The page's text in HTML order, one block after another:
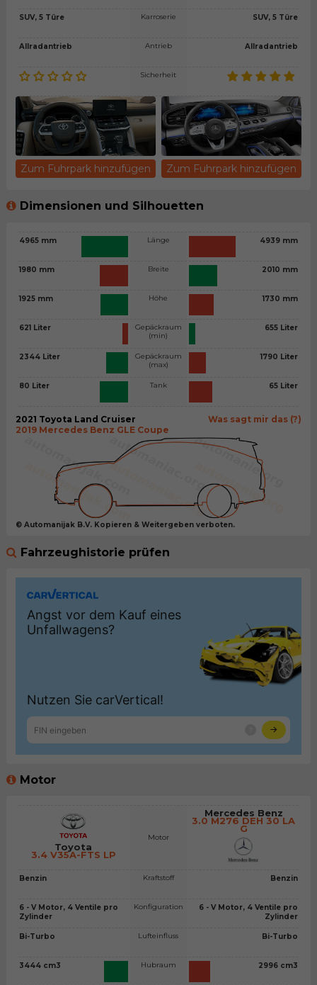
SUV, 5 Türe
Allradantrieb
Karroserie
Antrieb
Sicherheit
SUV, 5 Türe
Allradantrieb
Zum Fuhrpark hinzufügen Zum Fuhrpark hinzufügen
Dimensionen und Silhouetten
4965 mm
1980 mm
1925 mm
621 Liter
2344 Liter
80 Liter
Länge
Breite
Höhe
Gepäckraum
(min)
Gepäckraum
(max)
Tank
4939 mm
2010 mm
1730 mm
655 Liter
1790 Liter
65 Liter
Was sagt mir das (?)
2021 Toyota Land Cruiser
2019 Mercedes Benz GLE Coupe
© Automanijak B.V. Kopieren & Weitergeben verboten.
Fahrzeughistorie prüfen
Motor
Toyota
3.4 V35A-FTS LP
Benzin
6 - V Motor, 4 Ventile pro
Zylinder
Bi-Turbo
3444 cm3
Motor
Kraftstoff
Konfiguration
Lufteinfluss
Hubraum
Mercedes Benz
3.0 M276 DEH 30 LA
G
Benzin
6 - V Motor, 4 Ventile pro
Zylinder
Bi-Turbo
2996 cm3